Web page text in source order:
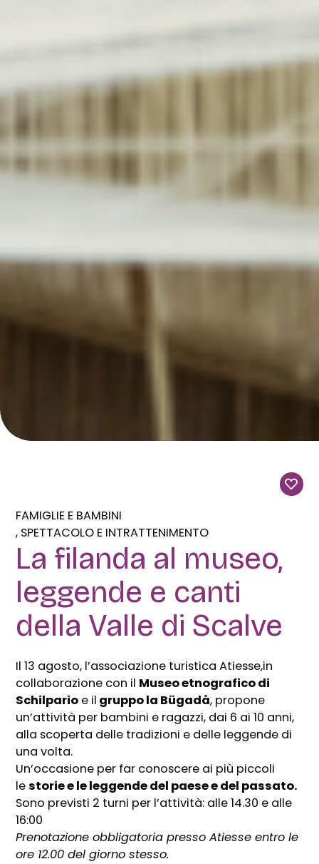
FAMIGLIE E BAMBINI
SPETTACOLO E INTRATTENIMENTO
La filanda al museo,
leggende e canti
della Valle di Scalve
Il 13 agosto, l’associazione turistica Atiesse,in
collaborazione con il Museo etnografico di
Schilpario e il gruppo la Bügadå, propone
un’attività per bambini e ragazzi, dai 6 ai 10 anni,
alla scoperta delle tradizioni e delle leggende di
una volta.
Un’occasione per far conoscere ai più piccoli
lestorie e le leggende del paese e del passato.
Sono previsti 2 turni per l’attività: alle 14.30 e alle
16:00
Prenotazione obbligatoria presso Atiesse entro le
ore 12.00 del giorno stesso.